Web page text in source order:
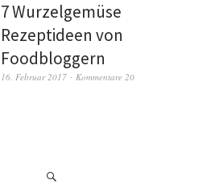
7 Wurzelgemüse
Rezeptideen von
Foodbloggern
16. Februar 2017 Kommentare 20